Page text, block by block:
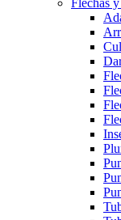
Flechas